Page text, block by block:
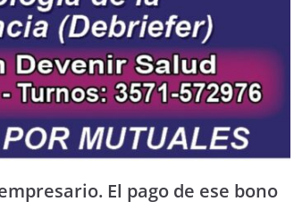
El pago de ese bono